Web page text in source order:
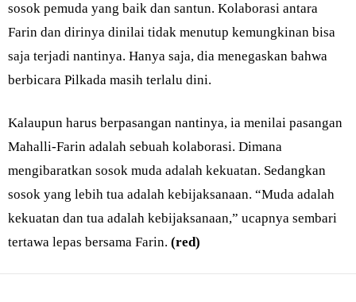
sosok pemuda yang baik dan santun. Kolaborasi antara
Farin dan dirinya dinilai tidak menutup kemungkinan bisa
saja terjadi nantinya. Hanya saja, dia menegaskan bahwa
berbicara Pilkada masih terlalu dini.
Kalaupun harus berpasangan nantinya, ia menilai pasangan
Mahalli-Farin adalah sebuah kolaborasi. Dimana
mengibaratkan sosok muda adalah kekuatan. Sedangkan
sosok yang lebih tua adalah kebijaksanaan. “Muda adalah
kekuatan dan tua adalah kebijaksanaan,” ucapnya sembari
tertawa lepas bersama Farin. (red)